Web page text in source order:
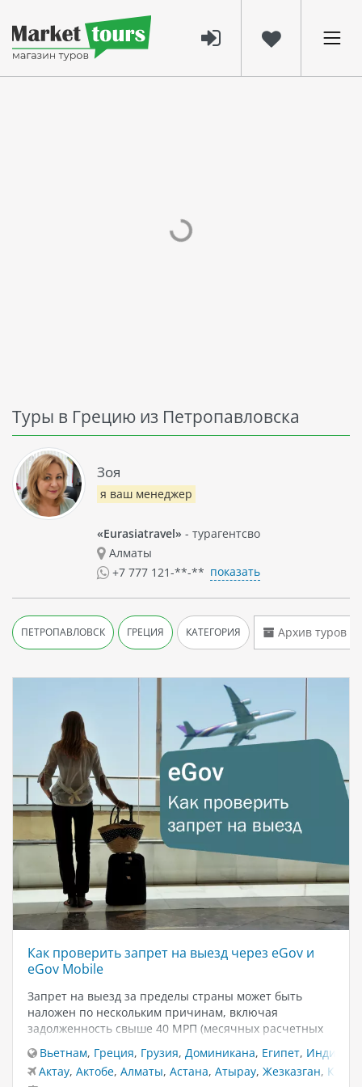
Туры в Грецию из Петропавловска
Как проверить запрет на выезд через eGov и
eGov Mobile
Запрет на выезд за пределы страны может быть
наложен по нескольким причинам, включая
задолженность свыше 40 МРП (месячных расчетных
месяцев. Чтобы избежать неудобств при пересечении
границы, важно своевременно проверять наличие
Вьетнам, Греция, Грузия, Доминикана, Египет, Индия
Актау, Актобе, Алматы, Астана, Атырау, Жезказган,
Зоя
я ваш менеджер
«Eurasiatravel» - турагентсво
Алматы
+7 777 121-**-** показать
ПЕТРОПАВЛОВСК ГРЕЦИЯ КАТЕГОРИЯ Архив туров